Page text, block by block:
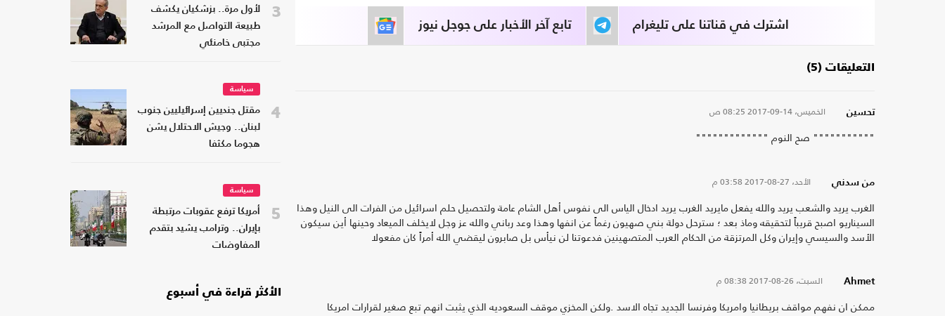
تابع آخر الأخبار على جوجل نيوز اشترك في قناتنا على تليغرام
التعليقات (5)
تحسين الخميس، 14-09-2017 08:25 ص
""""""""""" صح النوم """""""""""""
من سدني الأحد، 27-08-2017 03:58 م
الغرب يريد والشعب يريد والله يفعل مايريد الغرب يريد ادخال الياس الى نفوس أهل الشام عامة ولتحصيل حلم اسرائيل من الفرات الى النيل وهذا
السيناريو اصبح قريباً لتحقيقه وماذ بعد ؛ سترحل دولة بني صهيون رغماً عن انفها وهذا وعد رباني والله عز وجل لايخلف الميعاد وحينها أين سيكون
الأسد والسيسي وإيران وكل المرتزقة من الحكام العرب المتصهينين فدعوتنا لن نيأس بل صابرون ليقضي الله أمراً كان مفعولا
Ahmet السبت، 26-08-2017 08:38 م
ممكن ان نفهم مواقف بريطانيا وامريكا وفرنسا الجديد تجاه الاسد .ولكن المخزي موقف السعوديه الذي يثبت انهم تبع صغير لقرارات امريكا
3
لأول مرة.. بزشكيان يكشف
طبيعة التواصل مع المرشد
مجتبى خامنئي
4
سياسة
مقتل جنديين إسرائيليين جنوب
لبنان.. وجيش الاحتلال يشن
هجوما مكثفا
5
سياسة
أمريكا ترفع عقوبات مرتبطة
بإيران.. وترامب يشيد بتقدم
المفاوضات
الأكثر قراءة في أسبوع